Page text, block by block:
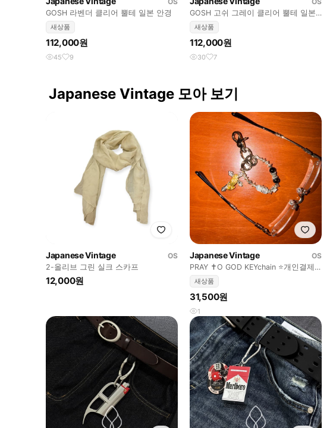
GOSH 라벤더 클리어 뿔테 일본 안경
새상품
112,000원
45 9
GOSH 고쉬 그레이 클리어 뿔테 일본
안경
새상품
112,000원
30 7
Japanese Vintage 모아 보기
Japanese Vintage
OS
2-올리브 그린 실크 스카프
12,000원
Japanese Vintage
OS
PRAY ✝️O GOD KEYchain ⭐️개인결제
창새상품
31,500원
1